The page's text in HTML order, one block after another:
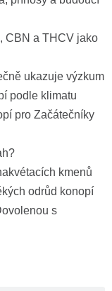
CBN a THCV jako
ukazuje výzkum
podle klimatu
pro Začátečníky
kmenů
odrůd konopí
s